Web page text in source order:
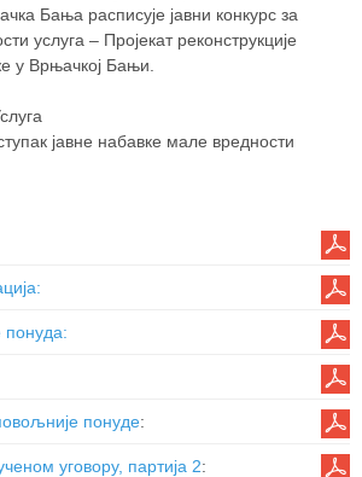
Бања расписује јавни конкурс за
услуга – Пројекат реконструкције
у Врњачкој Бањи.
јавне набавке мале вредности
:
:
понуде:
уговору, партија 2: